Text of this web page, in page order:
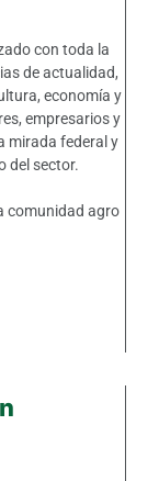
con toda la
de actualidad,
economía y
empresarios y
mirada federal y
del sector.
comunidad agro